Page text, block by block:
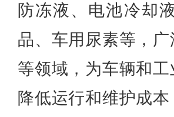
防冻液、电池冷却
品、车用尿素等，
等领域，为车辆和
降低运行和维护成